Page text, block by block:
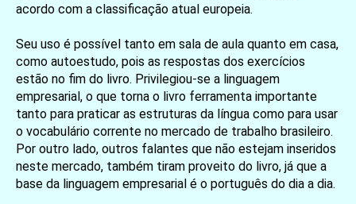
acordo com a classificação atual europeia.
Seu uso é possível tanto em sala de aula quanto em casa,
como autoestudo, pois as respostas dos exercícios
estão no fim do livro. Privilegiou-se a linguagem
empresarial, o que torna o livro ferramenta importante
tanto para praticar as estruturas da língua como para usar
o vocabulário corrente no mercado de trabalho brasileiro.
Por outro lado, outros falantes que não estejam inseridos
neste mercado, também tiram proveito do livro, já que a
base da linguagem empresarial é o português do dia a dia.